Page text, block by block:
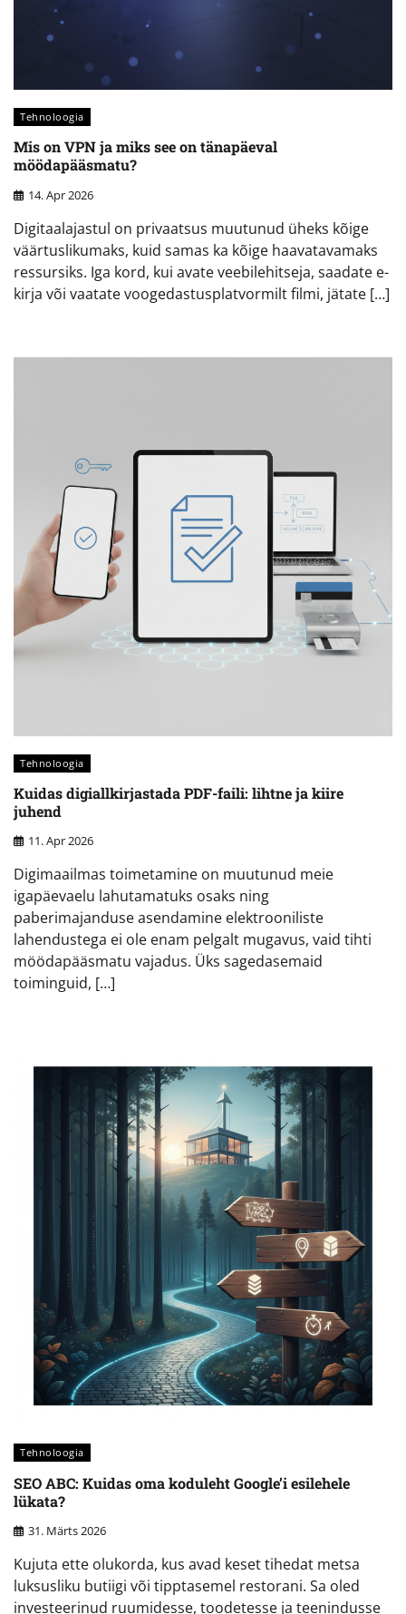
Tehnoloogia
Mis on VPN ja miks see on tänapäeval
möödapääsmatu?
14. Apr 2026
Digitaalajastul on privaatsus muutunud üheks kõige
väärtuslikumaks, kuid samas ka kõige haavatavamaks
ressursiks. Iga kord, kui avate veebilehitseja, saadate e-
kirja või vaatate voogedastusplatvormilt filmi, jätate […]
Tehnoloogia
Kuidas digiallkirjastada PDF-faili: lihtne ja kiire
juhend
11. Apr 2026
Digimaailmas toimetamine on muutunud meie
igapäevaelu lahutamatuks osaks ning
paberimajanduse asendamine elektrooniliste
lahendustega ei ole enam pelgalt mugavus, vaid tihti
möödapääsmatu vajadus. Üks sagedasemaid
toiminguid, […]
Tehnoloogia
SEO ABC: Kuidas oma koduleht Google’i esilehele
lükata?
31. Märts 2026
Kujuta ette olukorda, kus avad keset tihedat metsa
luksusliku butiigi või tipptasemel restorani. Sa oled
investeerinud ruumidesse, toodetesse ja teenindusse